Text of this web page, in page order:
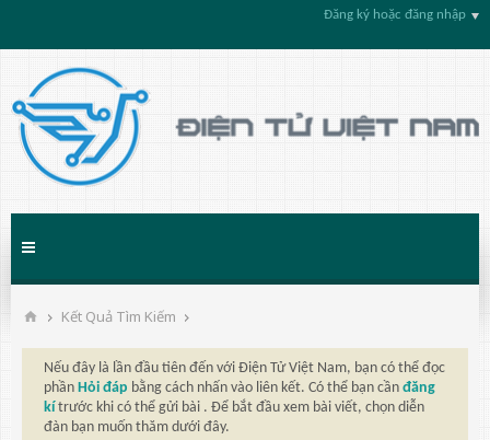
Đăng ký hoặc đăng nhập
Kết Quả Tìm Kiếm
Nếu đây là lần đầu tiên đến với Điện Tử Việt Nam, bạn có thể đọc
phần Hỏi đáp bằng cách nhấn vào liên kết. Có thể bạn cần đăng
kí trước khi có thể gửi bài . Để bắt đầu xem bài viết, chọn diễn
đàn bạn muốn thăm dưới đây.